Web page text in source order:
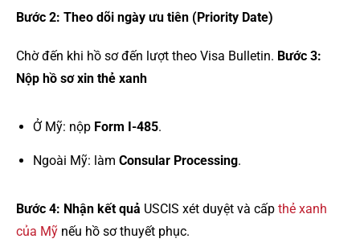
Bước 2: Theo dõi ngày ưu tiên (Priority Date)
Chờ đến khi hồ sơ đến lượt theo Visa Bulletin. Bước 3:
Nộp hồ sơ xin thẻ xanh
Ở Mỹ: nộp Form I-485.
Ngoài Mỹ: làm Consular Processing.
Bước 4: Nhận kết quả USCIS xét duyệt và cấp thẻ xanh
của Mỹ nếu hồ sơ thuyết phục.